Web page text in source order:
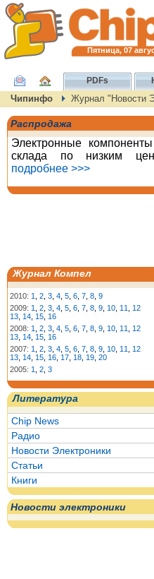
Пятница, 07
PDFs
Чипинфо Журнал "Новости
Распродажа
Электронные
склада по низким
подробнее >>>
Журнал Компел
2010: 1 2 3 4 5 6 7 8 9
2009: 1 2 3 4 5 6 7 8 9 10 11
12
13 14 15 16
2008: 1 2 3 4 5 6 7 8 9 10 11
12
13 14 15 16
2007: 1 2 3 4 5 6 7 8 9 10 11
12
13 14 15 16 17 18 19 20
2005: 1 2 3
Литература
Chip News
Радио
Новости Электроники
Статьи
Книги
Новости электроники